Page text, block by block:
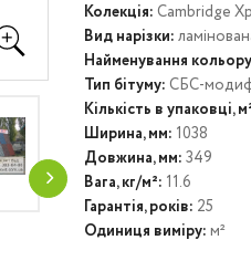
Колекція: Cambridge
Вид нарізки:
Найменування
Тип бітуму: СБС-
Кількість в упаковці,
Ширина, мм: 1038
Довжина, мм: 349
Вага, кг/м²: 11.6
Гарантія, років: 25
Одиниця виміру: м²